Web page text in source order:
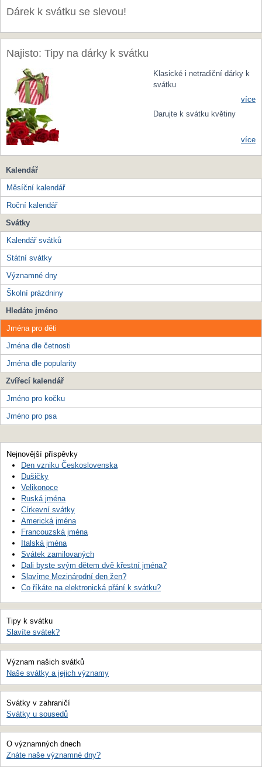
Dárek k svátku se slevou!
Najisto: Tipy na dárky k svátku
Klasické i netradiční dárky k
svátku
více
Darujte k svátku květiny
více
Kalendář
Měsíční kalendář
Roční kalendář
Svátky
Kalendář svátků
Státní svátky
Významné dny
Školní prázdniny
Hledáte jméno
Jména pro děti
Jména dle četnosti
Jména dle popularity
Zvířecí kalendář
Jméno pro kočku
Jméno pro psa
Nejnovější příspěvky
Den vzniku Československa
Dušičky
Velikonoce
Ruská jména
Církevní svátky
Americká jména
Francouzská jména
Italská jména
Svátek zamilovaných
Dali byste svým dětem dvě křestní jména?
Slavíme Mezinárodní den žen?
Co říkáte na elektronická přání k svátku?
Tipy k svátku
Slavíte svátek?
Význam našich svátků
Naše svátky a jejich významy
Svátky v zahraničí
Svátky u sousedů
O významných dnech
Znáte naše významné dny?